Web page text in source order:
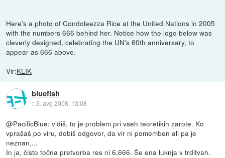
Here's a photo of Condoleezza Rice at the United Nations in 2005
with the numbers 666 behind her. Notice how the logo below was
cleverly designed, celebrating the UN's 60th anniversary, to
appear as 666 above.
Vir:KLIK
bluefish
::3. avg 2008, 13:08
@PacificBlue: vidiš, to je problem pri vseh teoretikih zarote. Ko
vprašaš po viru, dobiš odgovor, da vir ni pomemben ali pa je
neznan,...
In ja, čisto točna pretvorba res ni 6,666. Še ena luknja v trditvah.